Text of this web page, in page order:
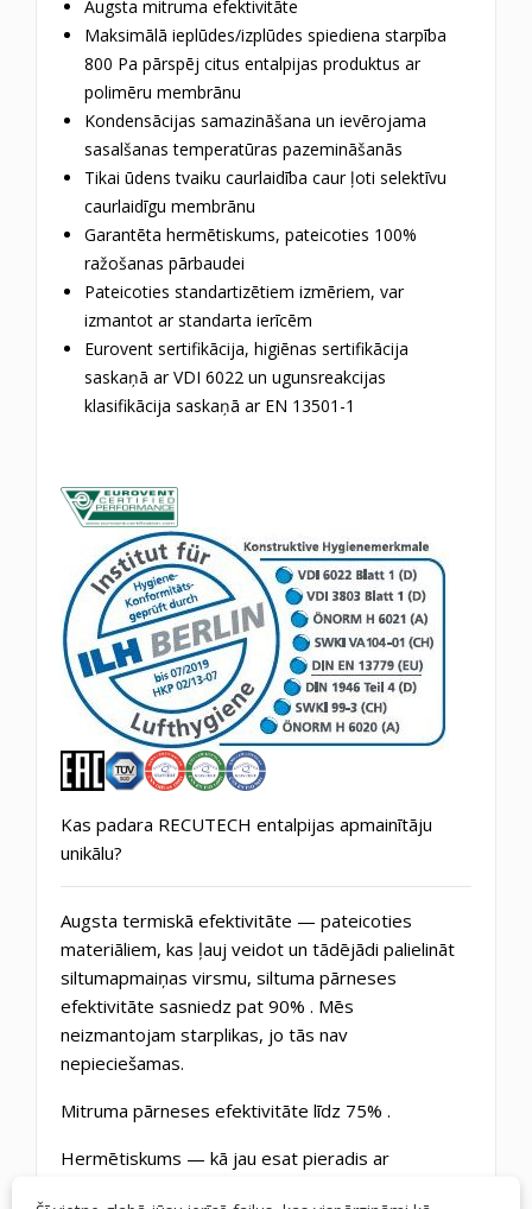
Augsta mitruma efektivitāte
Maksimālā ieplūdes/izplūdes spiediena starpība
800 Pa pārspēj citus entalpijas produktus ar
polimēru membrānu
Kondensācijas samazināšana un ievērojama
sasalšanas temperatūras pazemināšanās
Tikai ūdens tvaiku caurlaidība caur ļoti selektīvu
caurlaidīgu membrānu
Garantēta hermētiskums, pateicoties 100%
ražošanas pārbaudei
Pateicoties standartizētiem izmēriem, var
izmantot ar standarta ierīcēm
Eurovent sertifikācija, higiēnas sertifikācija
saskaņā ar VDI 6022 un ugunsreakcijas
klasifikācija saskaņā ar EN 13501-1
Kas padara RECUTECH entalpijas apmainītāju
unikālu?
Augsta termiskā efektivitāte — pateicoties
materiāliem, kas ļauj veidot un tādējādi palielināt
siltumapmaiņas virsmu, siltuma pārneses
efektivitāte sasniedz pat 90% . Mēs
neizmantojam starplikas, jo tās nav
nepieciešamas.
Mitruma pārneses efektivitāte līdz 75% .
Hermētiskums — kā jau esat pieradis ar